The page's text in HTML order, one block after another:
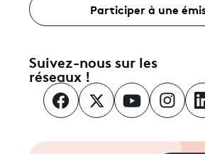
Participer à une
Suivez-nous sur les
réseaux !